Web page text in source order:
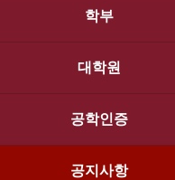
학부
대학원
공학인증
공지사항